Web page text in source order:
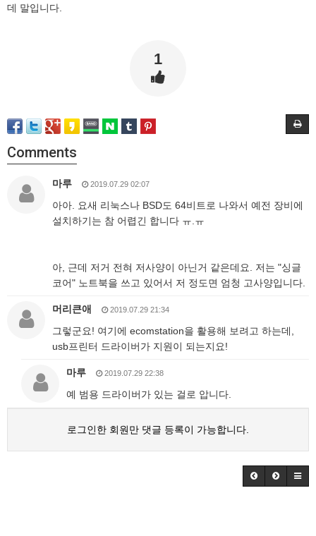
데 말입니다.
1
Comments
마루 2019.07.29 02:07
아아. 요새 리눅스나 BSD도 64비트로 나와서 예전 장비에
설치하기는 참 어렵긴 합니다 ㅠ.ㅠ
아, 근데 저거 전혀 저사양이 아닌거 같은데요. 저는 "싱글
코어" 노트북을 쓰고 있어서 저 정도면 엄청 고사양입니다.
머리큰애 2019.07.29 21:34
그렇군요! 여기에 ecomstation을 활용해 보려고 하는데,
usb프린터 드라이버가 지원이 되는지요!
마루 2019.07.29 22:38
예 범용 드라이버가 있는 걸로 압니다.
로그인한 회원만 댓글 등록이 가능합니다.